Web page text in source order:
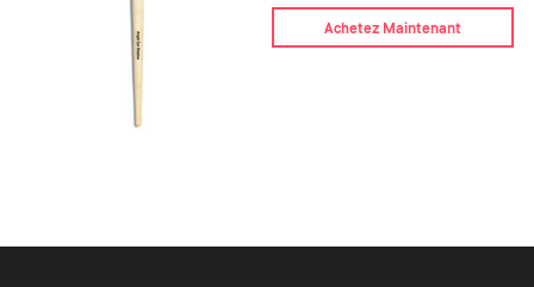
Achetez Maintenant